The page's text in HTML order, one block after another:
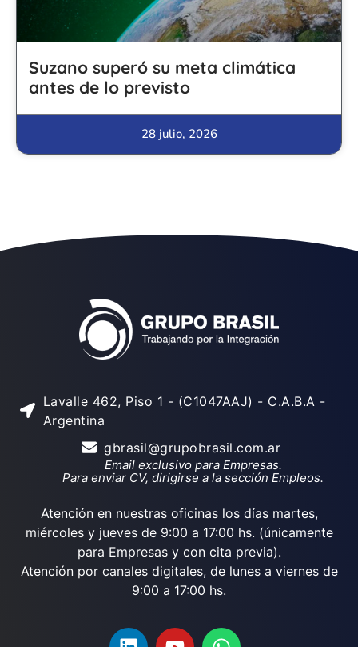
Suzano superó su meta climática
antes de lo previsto
28 julio, 2026
Lavalle 462, Piso 1 - (C1047AAJ) - C.A.B.A -
Argentina
gbrasil@grupobrasil.com.ar
Email exclusivo para Empresas.
Para enviar CV, dirigirse a la sección Empleos.
Atención en nuestras oficinas los días martes,
miércoles y jueves de 9:00 a 17:00 hs. (únicamente
para Empresas y con cita previa).
Atención por canales digitales, de lunes a viernes de
9:00 a 17:00 hs.